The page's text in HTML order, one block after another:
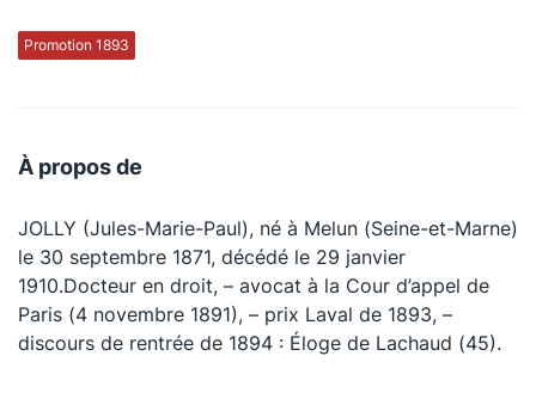
Promotion 1893
À propos de
JOLLY (Jules-Marie-Paul), né à Melun (Seine-et-Marne)
le 30 septembre 1871, décédé le 29 janvier
1910.Docteur en droit, – avocat à la Cour d’appel de
Paris (4 novembre 1891), – prix Laval de 1893, –
discours de rentrée de 1894 : Éloge de Lachaud (45).
La défense pénale
Le Concours de la Conférence
La Conférence Berryer
La Petite Conférence